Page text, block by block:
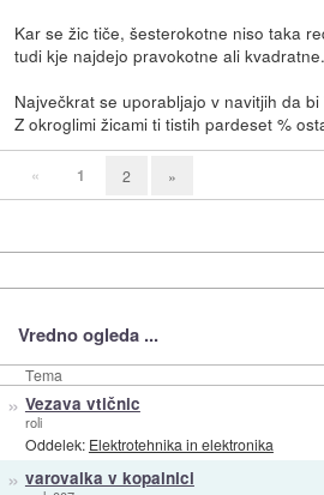
Kar se žic tiče, šesterokotne niso taka
tudi kje najdejo pravokotne ali kvadratne.
Največkrat se uporabljajo v navitjih da
Z okroglimi žicami ti tistih pardeset %
« 1 2 »
Vredno ogleda ...
Tema
» Vezava vtičnic
roli
Oddelek: Elektrotehnika in elektronika
» varovalka v kopalnici